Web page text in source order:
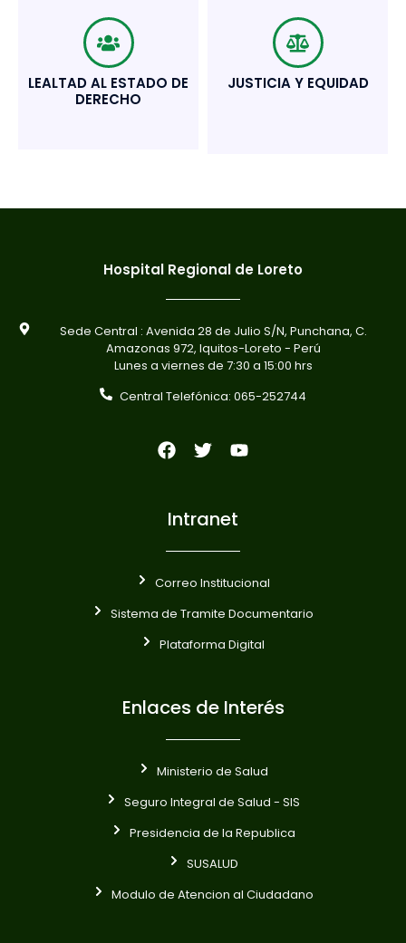
LEALTAD AL ESTADO DE
DERECHO
JUSTICIA Y EQUIDAD
Hospital Regional de Loreto
Sede Central : Avenida 28 de Julio S/N, Punchana, C.
Amazonas 972, Iquitos-Loreto - Perú
Lunes a viernes de 7:30 a 15:00 hrs
Central Telefónica: 065-252744
Intranet
Correo Institucional
Sistema de Tramite Documentario
Plataforma Digital
Enlaces de Interés
Ministerio de Salud
Seguro Integral de Salud - SIS
Presidencia de la Republica
SUSALUD
Modulo de Atencion al Ciudadano